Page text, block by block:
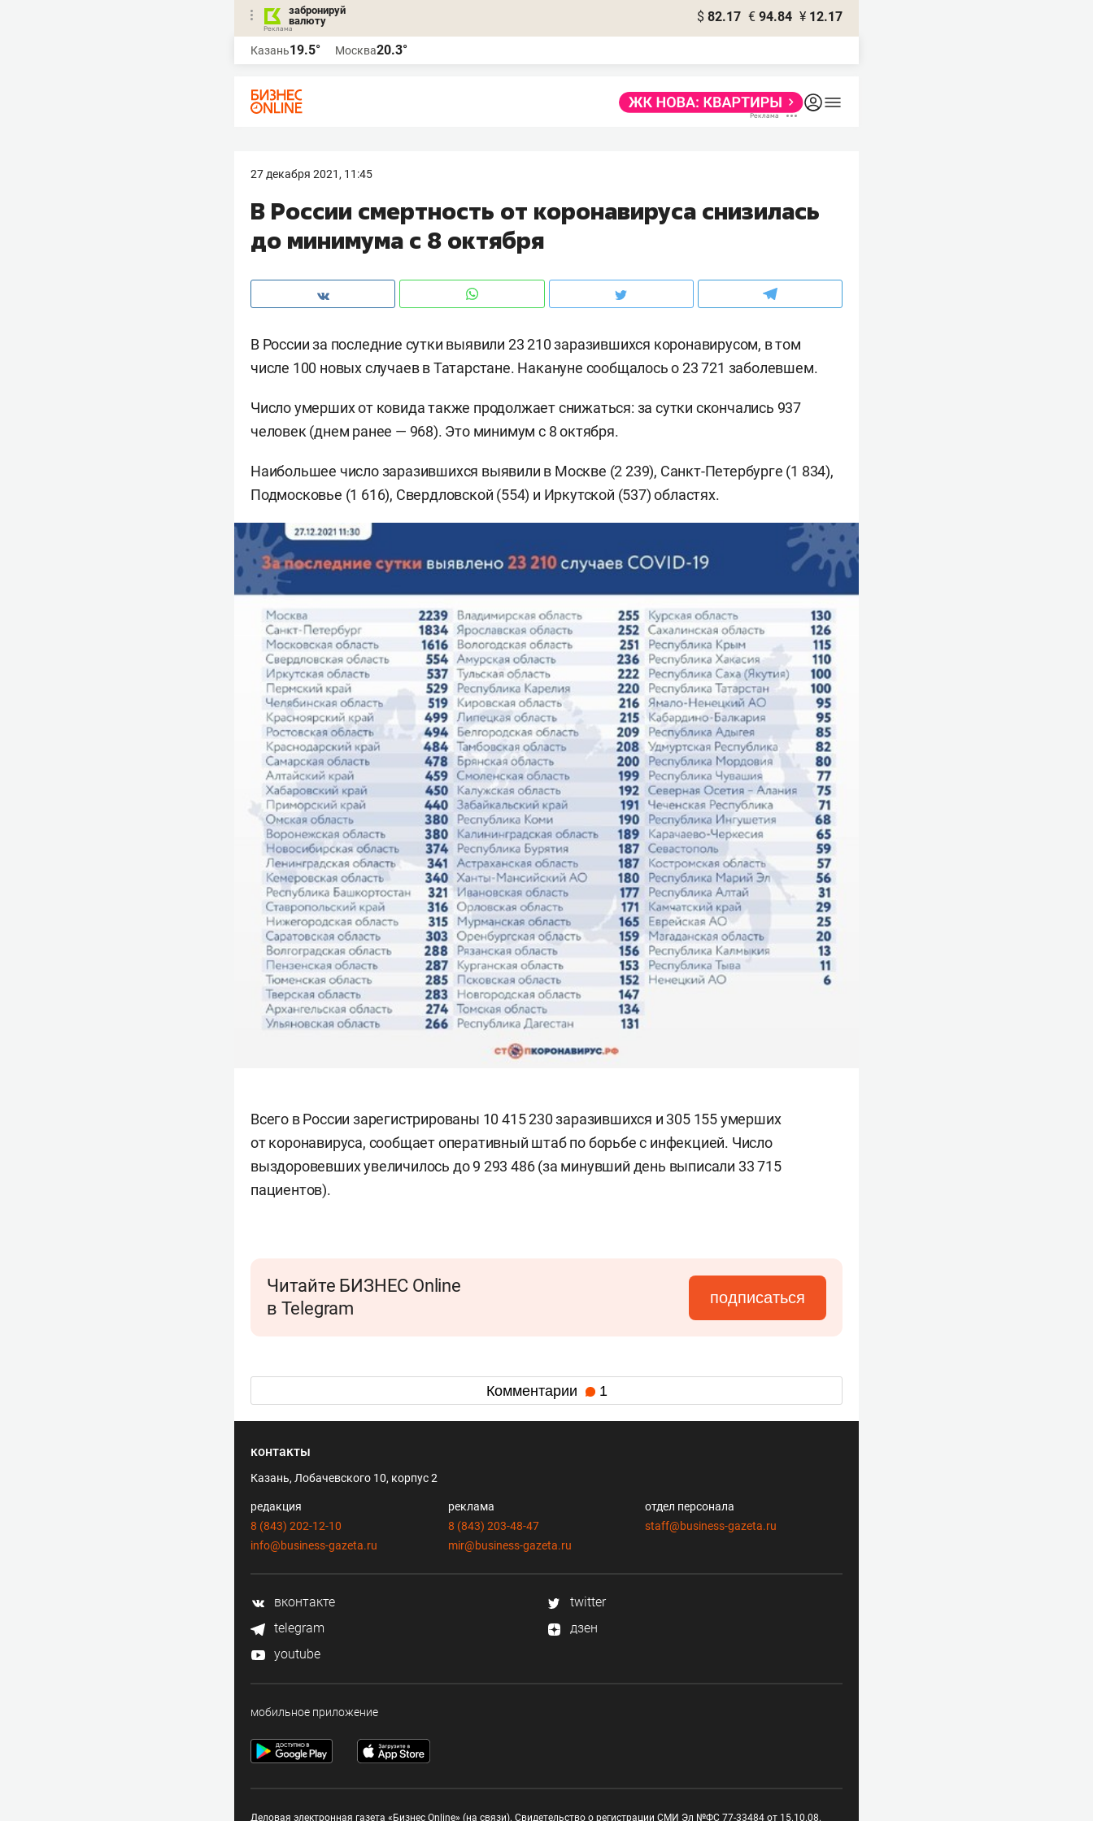
забронируй
валюту
$ 82.17 € 94.84 ¥ 12.17
Казань19.5° Москва20.3°
27 декабря 2021, 11:45
В России смертность от коронавируса снизилась
до минимума с 8 октября
В России за последние сутки выявили 23 210 заразившихся коронавирусом, в том
числе 100 новых случаев в Татарстане. Накануне сообщалось о 23 721 заболевшем.
Число умерших от ковида также продолжает снижаться: за сутки скончались 937
человек (днем ранее — 968). Это минимум с 8 октября.
Наибольшее число заразившихся выявили в Москве (2 239), Санкт-Петербурге (1 834),
Подмосковье (1 616), Свердловской (554) и Иркутской (537) областях.
Всего в России зарегистрированы 10 415 230 заразившихся и 305 155 умерших
от коронавируса, сообщает оперативный штаб по борьбе с инфекцией. Число
выздоровевших увеличилось до 9 293 486 (за минувший день выписали 33 715
пациентов).
Читайте БИЗНЕС Online
в Telegram
подписаться
Комментарии 1
контакты
Казань, Лобачевского 10, корпус 2
редакция
8 (843) 202-12-10
info@business-gazeta.ru
реклама
8 (843) 203-48-47
mir@business-gazeta.ru
отдел персонала
staff@business-gazeta.ru
вконтакте
twitter
telegram
дзен
youtube
мобильное приложение
Деловая электронная газета «Бизнес Online» (на связи). Свидетельство о регистрации СМИ Эл №ФС 77-33484 от 15.10.08.